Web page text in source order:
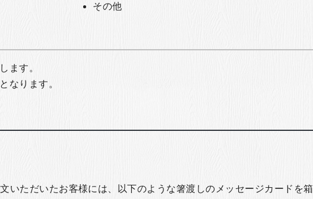
その他
ます。
なります。
いただいたお客様には、以下のような箸渡しのメッセージカードを箱